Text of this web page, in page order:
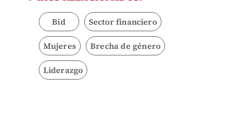
Bid Sector financiero
Mujeres Brecha de género
Liderazgo